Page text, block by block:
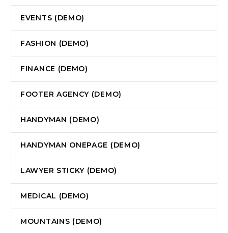
EVENTS (DEMO)
FASHION (DEMO)
FINANCE (DEMO)
FOOTER AGENCY (DEMO)
HANDYMAN (DEMO)
HANDYMAN ONEPAGE (DEMO)
LAWYER STICKY (DEMO)
MEDICAL (DEMO)
MOUNTAINS (DEMO)